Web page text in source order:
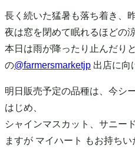
長く続いた猛暑も落ち着き、
夜は窓を閉めて眠れるほどの
本日は雨が降ったり止んだり
の@farmersmarketjp 出店に向
明日販売予定の品種は、今シ
はじめ、
シャインマスカット、サニー
ますが マイハート もお持ちい